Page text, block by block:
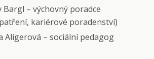
Bargl – výchovný poradce
kariérové poradenství)
Aligerová – sociální pedagog